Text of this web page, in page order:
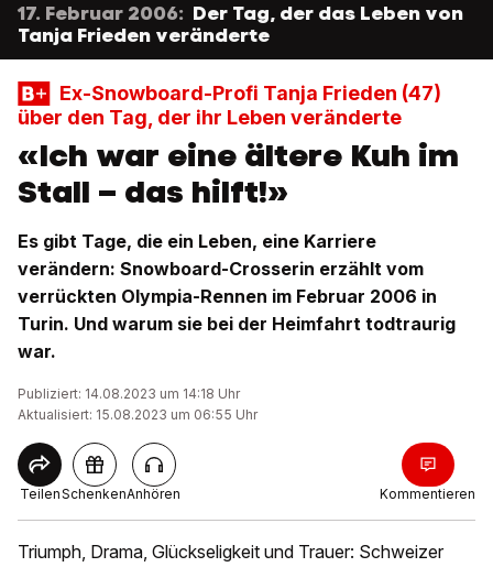
17. Februar 2006: Der Tag, der das Leben von
Tanja Frieden veränderte
Ex-Snowboard-Profi Tanja Frieden (47)
über den Tag, der ihr Leben veränderte
«Ich war eine ältere Kuh im
Stall – das hilft!»
Es gibt Tage, die ein Leben, eine Karriere
verändern: Snowboard-Crosserin erzählt vom
verrückten Olympia-Rennen im Februar 2006 in
Turin. Und warum sie bei der Heimfahrt todtraurig
war.
Publiziert: 14.08.2023 um 14:18 Uhr
Aktualisiert: 15.08.2023 um 06:55 Uhr
TeilenSchenkenAnhören Kommentieren
Triumph, Drama, Glückseligkeit und Trauer: Schweizer